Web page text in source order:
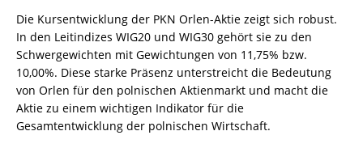
Die Kursentwicklung der PKN Orlen-Aktie zeigt sich robust.
In den Leitindizes WIG20 und WIG30 gehört sie zu den
Schwergewichten mit Gewichtungen von 11,75% bzw.
10,00%. Diese starke Präsenz unterstreicht die Bedeutung
von Orlen für den polnischen Aktienmarkt und macht die
Aktie zu einem wichtigen Indikator für die
Gesamtentwicklung der polnischen Wirtschaft.